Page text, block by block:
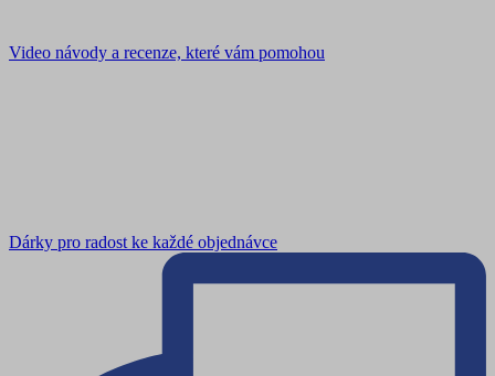
Video návody a recenze, které vám pomohou
Dárky pro radost ke každé objednávce